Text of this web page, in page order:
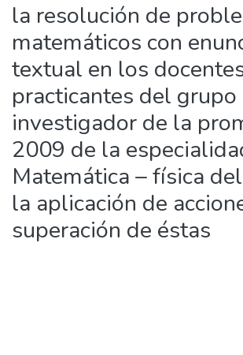
la resolución de
matemáticos con
textual en los
practicantes del grupo
investigador de la
2009 de la
Matemática – física
la aplicación de
superación de éstas